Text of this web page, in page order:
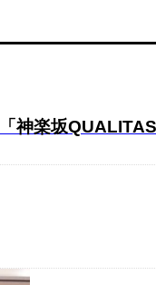
神楽坂